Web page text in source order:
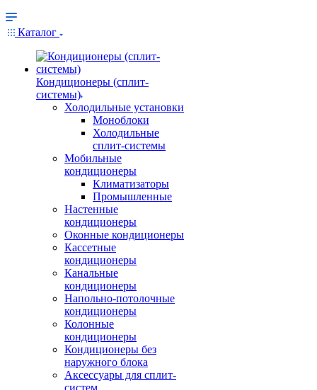
Каталог
Кондиционеры (сплит-
системы)
Холодильные установки
Моноблоки
Холодильные
сплит-системы
Мобильные
кондиционеры
Климатизаторы
Промышленные
Настенные
кондиционеры
Оконные кондиционеры
Кассетные
кондиционеры
Канальные
кондиционеры
Напольно-потолочные
кондиционеры
Колонные
кондиционеры
Кондиционеры без
наружного блока
Аксессуары для сплит-
систем